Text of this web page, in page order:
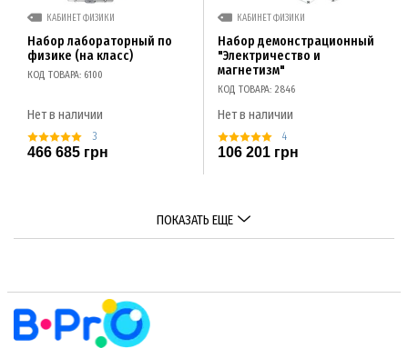
КАБИНЕТ ФИЗИКИ
Набор лабораторный по
физике (на класс)
КОД ТОВАРА: 6100
Нет в наличии
3
466 685 грн
КАБИНЕТ ФИЗИКИ
Набор демонстрационный
"Электричество и
магнетизм"
КОД ТОВАРА: 2846
Нет в наличии
4
106 201 грн
ПОКАЗАТЬ ЕЩЕ